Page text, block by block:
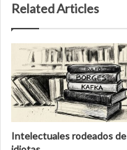
Related Articles
Intelectuales rodeados de